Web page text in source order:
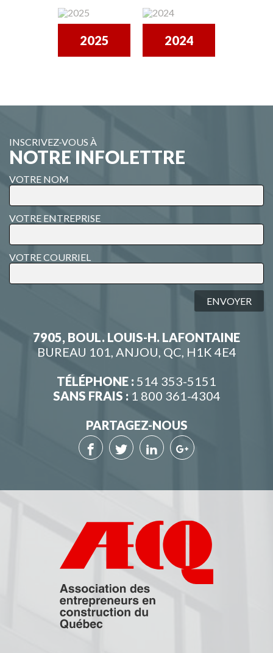
2025 2024
INSCRIVEZ-VOUS À
NOTRE INFOLETTRE
VOTRE NOM
VOTRE ENTREPRISE
VOTRE COURRIEL
ENVOYER
7905, BOUL. LOUIS-H. LAFONTAINE
BUREAU 101, ANJOU, QC, H1K 4E4
TÉLÉPHONE : 514 353-5151
SANS FRAIS : 1 800 361-4304
PARTAGEZ-NOUS